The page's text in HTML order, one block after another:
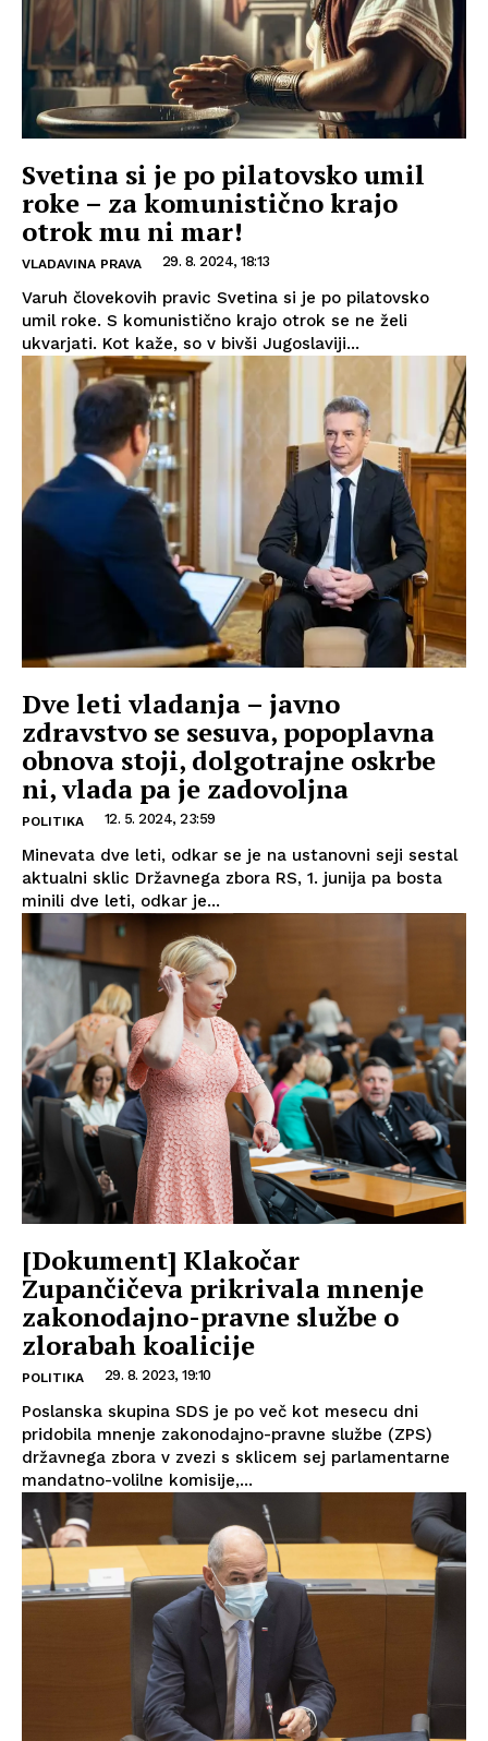
Svetina si je po pilatovsko umil
roke – za komunistično krajo
otrok mu ni mar!
VLADAVINA PRAVA 29. 8. 2024, 18:13
Varuh človekovih pravic Svetina si je po pilatovsko
umil roke. S komunistično krajo otrok se ne želi
ukvarjati. Kot kaže, so v bivši Jugoslaviji...
Dve leti vladanja – javno
zdravstvo se sesuva, popoplavna
obnova stoji, dolgotrajne oskrbe
ni, vlada pa je zadovoljna
POLITIKA 12. 5. 2024, 23:59
Minevata dve leti, odkar se je na ustanovni seji sestal
aktualni sklic Državnega zbora RS, 1. junija pa bosta
minili dve leti, odkar je...
[Dokument] Klakočar
Zupančičeva prikrivala mnenje
zakonodajno-pravne službe o
zlorabah koalicije
POLITIKA 29. 8. 2023, 19:10
Poslanska skupina SDS je po več kot mesecu dni
pridobila mnenje zakonodajno-pravne službe (ZPS)
državnega zbora v zvezi s sklicem sej parlamentarne
mandatno-volilne komisije,...